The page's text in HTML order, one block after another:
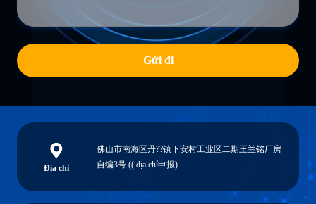
Gửi đi
Địa chỉ
佛山市南海区丹??镇下安村工业区二期王兰铭厂房
自编3号 (( địa chỉ申报)